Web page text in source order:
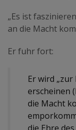
„Es ist
an die Macht
Er fuhr fort:
Er wird
erscheinen
die Macht